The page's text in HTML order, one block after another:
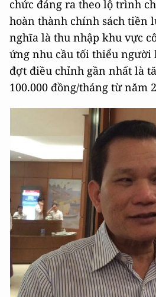
chức đáng ra theo lộ trình
hoàn thành chính sách tiền
nghĩa là thu nhập khu vực
ứng nhu cầu tối thiểu người
đợt điều chỉnh gần nhất là
100.000 đồng/tháng từ năm